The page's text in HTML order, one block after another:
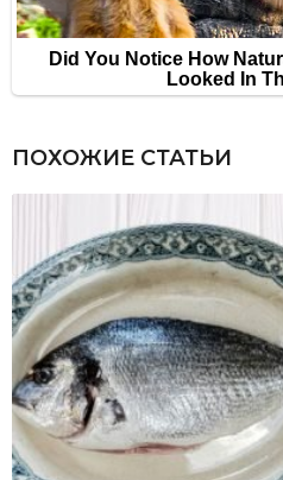
ПОХОЖИЕ СТАТЬИ